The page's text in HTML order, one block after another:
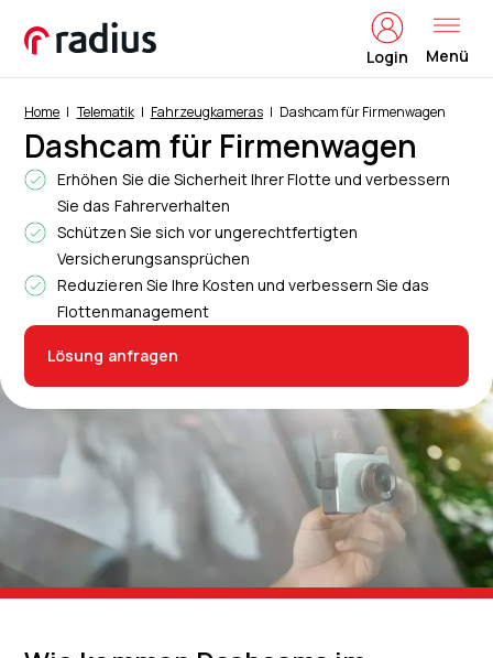
Login Menü
Home Telematik Fahrzeugkameras Dashcam für Firmenwagen
Dashcam für Firmenwagen
Erhöhen Sie die Sicherheit Ihrer Flotte und verbessern
Sie das Fahrerverhalten
Schützen Sie sich vor ungerechtfertigten
Versicherungsansprüchen
Reduzieren Sie Ihre Kosten und verbessern Sie das
Flottenmanagement
Lösung anfragen